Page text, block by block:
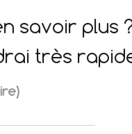
savoir plus
très